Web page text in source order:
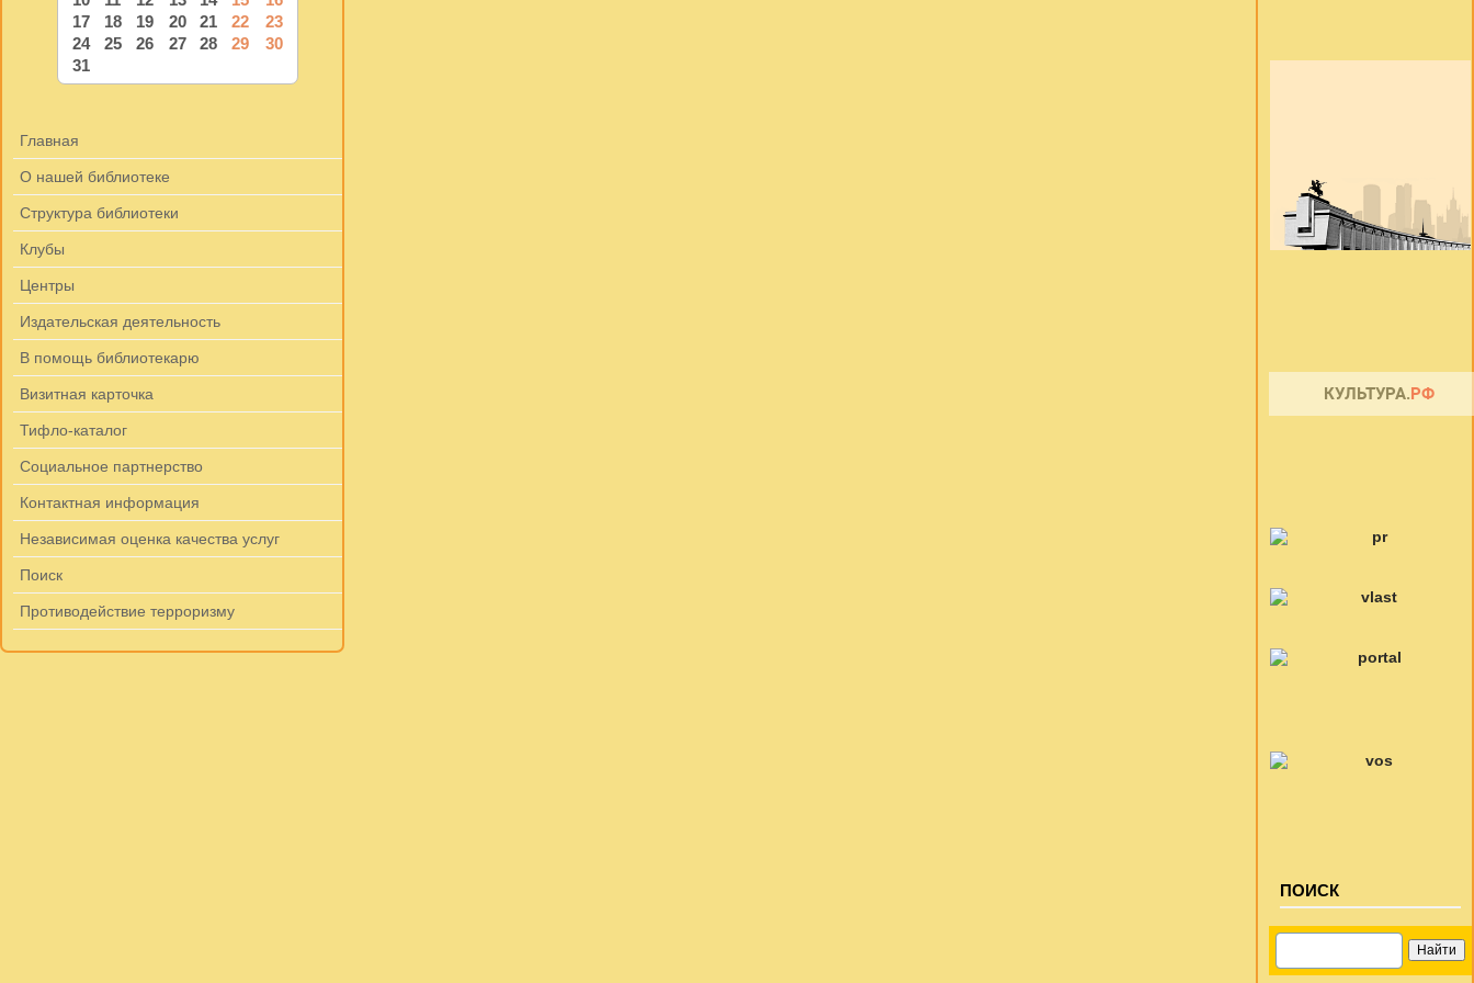
17
18 19 20 21 22
23
24
25 26 27 28 29
30
31
Главная
О нашей библиотеке
Структура библиотеки
Клубы
Центры
Издательская деятельность
В помощь библиотекарю
Визитная карточка
Тифло-каталог
Социальное партнерство
Контактная информация
Независимая оценка качества услуг
Поиск
Противодействие терроризму
ПОИСК